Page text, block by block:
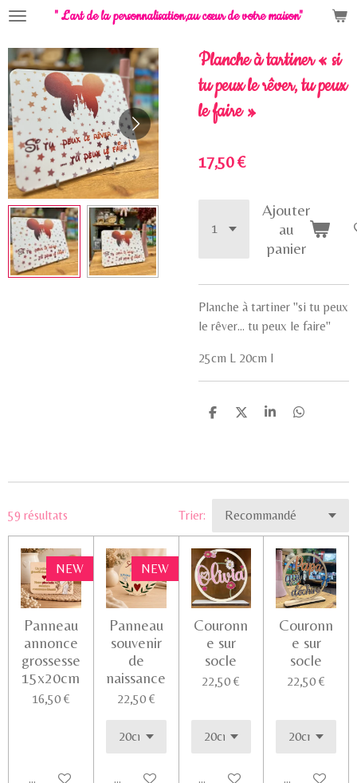
Passer
contenu
principal
" L'art de la personnalisation,au cœur de votre maison"
Planche à tartiner « si
tu peux le rêver, tu peux
le faire »
17,50 €
Ajouter
au
panier
Planche à tartiner "si tu peux
le rêver... tu peux le faire"
25cm L 20cm l
P
g
P
g
P
g
P
g
59 résultats Trier:
NEW
Panneau
annonce
grossesse
15x20cm
16,50 €
Ajouter au panier
NEW
Panneau
souvenir
de
naissance
22,50 €
Voir les détails
Couronn
e sur
socle
22,50 €
Voir les détails
Couronn
e sur
socle
22,50 €
Ajouter au